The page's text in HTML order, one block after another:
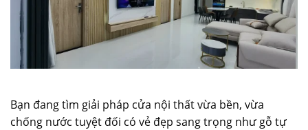
Bạn đang tìm giải pháp cửa nội thất vừa bền, vừa
chống nước tuyệt đối có vẻ đẹp sang trọng như gỗ tự